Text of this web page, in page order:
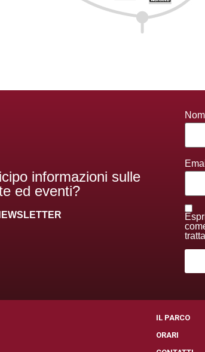
informazioni sulle
ed eventi?
IL PARCO
ORARI